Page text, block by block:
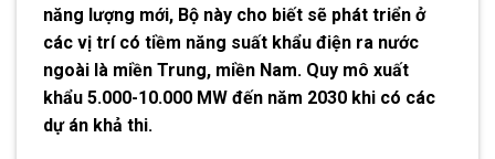
năng lượng mới, Bộ này cho biết sẽ phát triển ở
các vị trí có tiềm năng suất khẩu điện ra nước
ngoài là miền Trung, miền Nam. Quy mô xuất
khẩu 5.000-10.000 MW đến năm 2030 khi có các
dự án khả thi.